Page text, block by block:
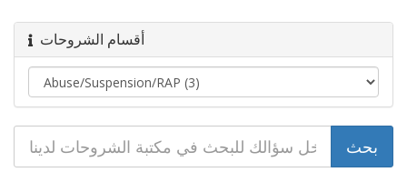
أقسام الشروحات